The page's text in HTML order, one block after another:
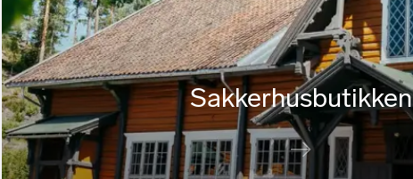
Sakkerhusbutikken